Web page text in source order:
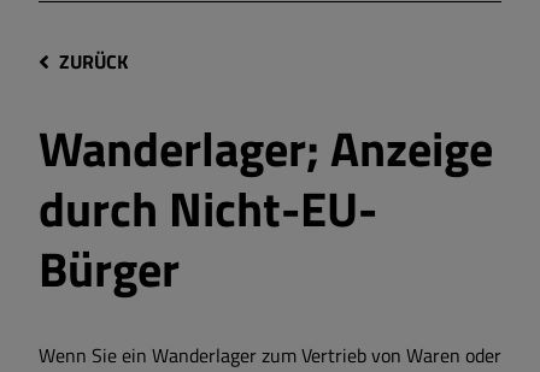
ZURÜCK
Wanderlager; Anzeige
durch Nicht-EU-
Bürger
Wenn Sie ein Wanderlager zum Vertrieb von Waren oder